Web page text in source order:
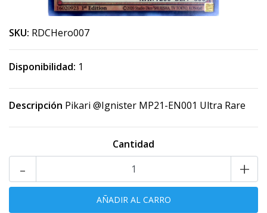
SKU: RDCHero007
Disponibilidad: 1
Descripción Pikari @Ignister MP21-EN001 Ultra Rare
Cantidad
+
-